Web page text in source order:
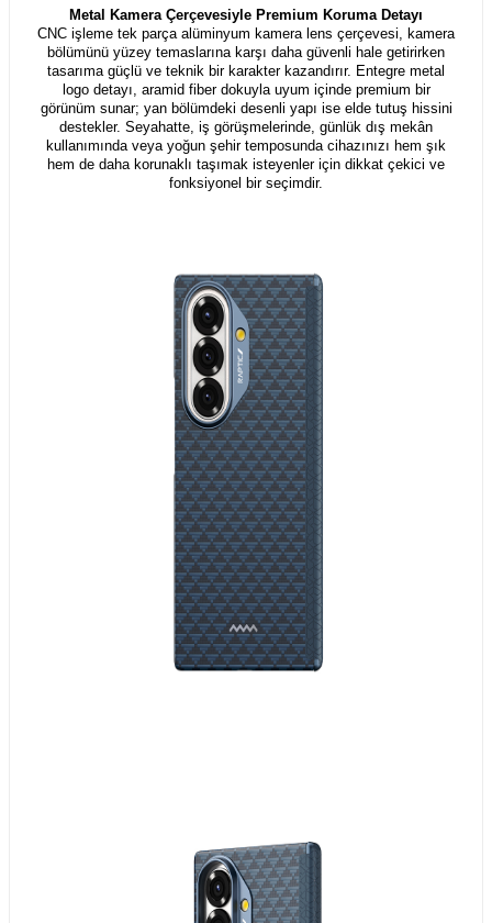
Metal Kamera Çerçevesiyle Premium Koruma Detayı
CNC işleme tek parça alüminyum kamera lens çerçevesi, kamera
bölümünü yüzey temaslarına karşı daha güvenli hale getirirken
tasarıma güçlü ve teknik bir karakter kazandırır. Entegre metal
logo detayı, aramid fiber dokuyla uyum içinde premium bir
görünüm sunar; yan bölümdeki desenli yapı ise elde tutuş hissini
destekler. Seyahatte, iş görüşmelerinde, günlük dış mekân
kullanımında veya yoğun şehir temposunda cihazınızı hem şık
hem de daha korunaklı taşımak isteyenler için dikkat çekici ve
fonksiyonel bir seçimdir.